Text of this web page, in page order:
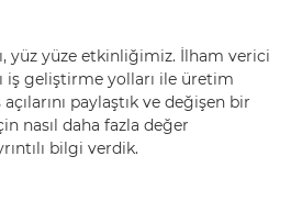
yüz yüze etkinliğimiz. İlham verici
iş geliştirme yolları ile üretim
paylaştık ve değişen bir
nasıl daha fazla değer
bilgi verdik.